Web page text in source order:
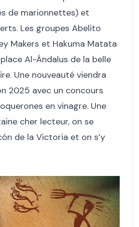
de marionnettes) et
Les groupes Abelito
Makers et Hakuma Matata
Al-Ándalus de la belle
Une nouveauté viendra
2025 avec un concours
en vinagre. Une
cher lecteur, on se
de la Victoria et on s’y